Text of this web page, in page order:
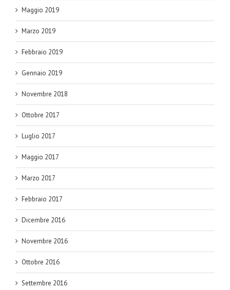
Maggio 2019
Marzo 2019
Febbraio 2019
Gennaio 2019
Novembre 2018
Ottobre 2017
Luglio 2017
Maggio 2017
Marzo 2017
Febbraio 2017
Dicembre 2016
Novembre 2016
Ottobre 2016
Settembre 2016